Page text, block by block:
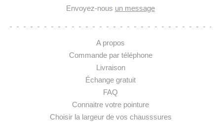
Envoyez-nous un message
A propos
Commande par téléphone
Livraison
Échange gratuit
FAQ
Connaitre votre pointure
Choisir la largeur de vos chausssures